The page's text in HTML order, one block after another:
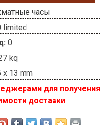
часы
limited
0
kq
x 13 mm
для получения
доставки